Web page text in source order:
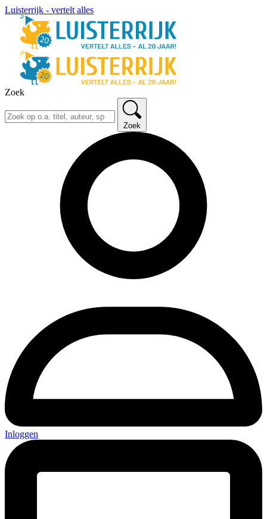
Luisterrijk - vertelt alles
Zoek
Zoek
Inloggen